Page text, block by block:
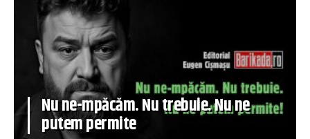
Nu ne-mpăcăm. Nu trebuie. Nu ne
putem permite